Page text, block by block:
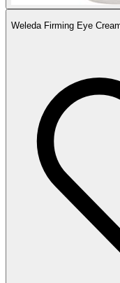
Weleda Firming Eye